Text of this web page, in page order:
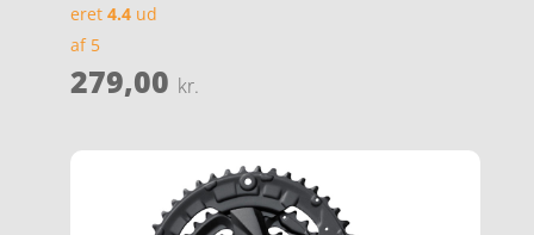
eret 4.4ud
af 5
279,00 kr.